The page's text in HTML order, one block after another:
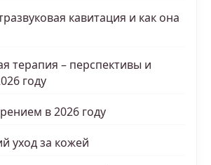
кавитация и как она
терапия – перспективы и
году
в 2026 году
уход за кожей